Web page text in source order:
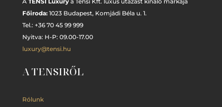
Főiroda: 1023 Budapest, Komjádi Béla u. 1.
Tel.: +36 70 45 99 999
Nyitva: H-P: 09.00-17.00
luxury@tensi.hu
A TENSIRŐL
Rólunk